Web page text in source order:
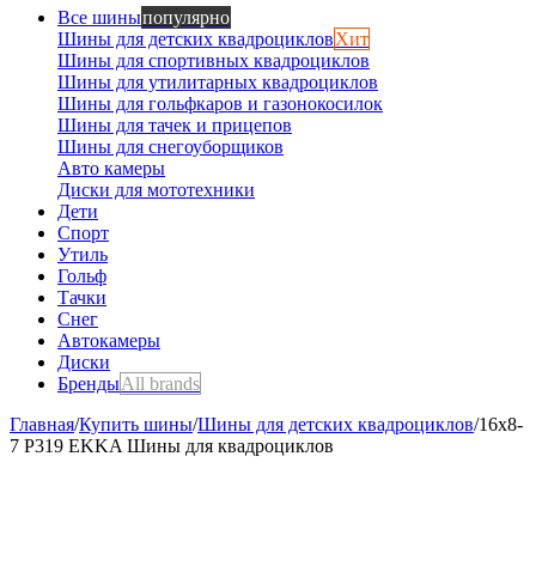
Все шиныпопулярно
Шины для детских квадроцикловХит
Шины для спортивных квадроциклов
Шины для утилитарных квадроциклов
Шины для гольфкаров и газонокосилок
Шины для тачек и прицепов
Шины для снегоуборщиков
Авто камеры
Диски для мототехники
Дети
Спорт
Утиль
Гольф
Тачки
Снег
Автокамеры
Диски
БрендыAll brands
Главная/Купить шины/Шины для детских квадроциклов/16х8-
7 P319 EKKA Шины для квадроциклов